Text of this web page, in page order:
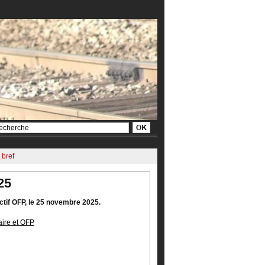
bref
OFP, le 25 novembre 2025.
et OFP